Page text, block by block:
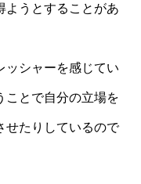
ようとすることがあ
ッシャーを感じてい
ことで自分の立場を
せたりしているので